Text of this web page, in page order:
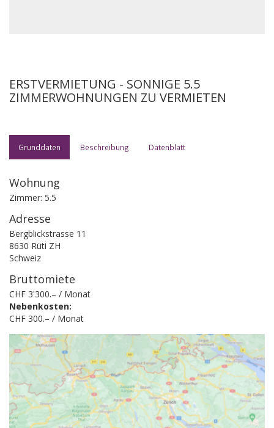
ERSTVERMIETUNG - SONNIGE 5.5
ZIMMERWOHNUNGEN ZU VERMIETEN
Grunddaten Beschreibung Datenblatt
Wohnung
Zimmer: 5.5
Adresse
Bergblickstrasse 11
8630 Rüti ZH
Schweiz
Bruttomiete
CHF 3'300.– / Monat
Nebenkosten:
CHF 300.– / Monat